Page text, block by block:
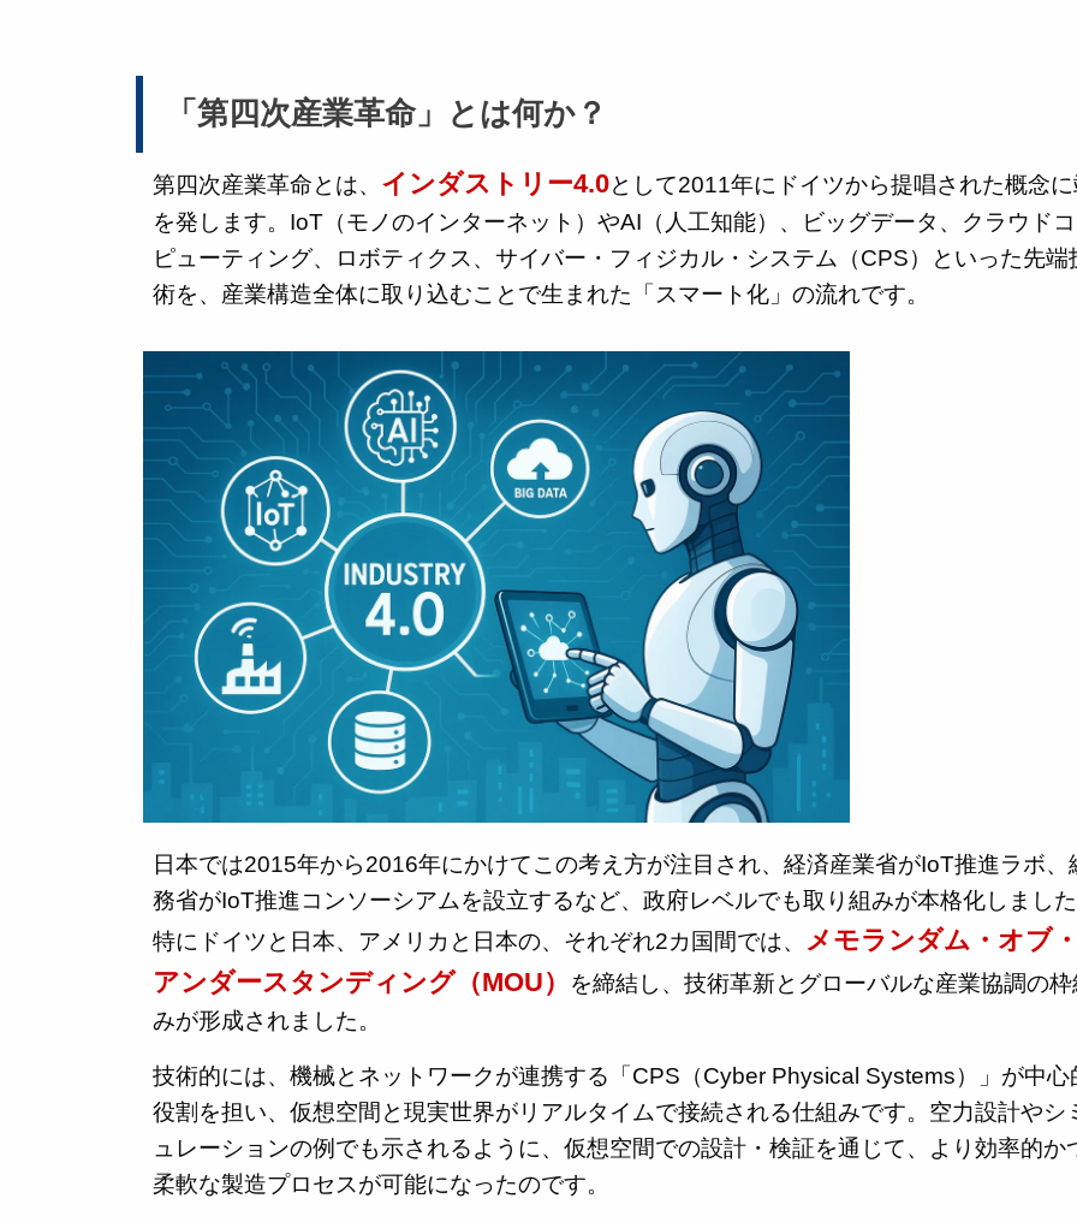
「第四次産業革命」とは何か？
第四次産業革命とは、 インダストリー4.0として2011年にドイツから提唱された概念
を発します。IoT（モノのインターネット）やAI（人工知能）、ビッグデータ、クラウド
ピューティング、ロボティクス、サイバー・フィジカル・システム（CPS）といった先端
術を、産業構造全体に取り込むことで生まれた「スマート化」の流れです。
日本では2015年から2016年にかけてこの考え方が注目され、経済産業省がIoT推進ラボ、
務省がIoT推進コンソーシアムを設立するなど、政府レベルでも取り組みが本格化しまし
特にドイツと日本、アメリカと日本の、それぞれ2カ国間では、
メモランダム・オブ
アンダースタンディング（MOU）
を締結し、技術革新とグローバルな産業協調の枠
みが形成されました。
技術的には、機械とネットワークが連携する「CPS（Cyber Physical Systems）」が中心
役割を担い、仮想空間と現実世界がリアルタイムで接続される仕組みです。空力設計やシ
ュレーションの例でも示されるように、仮想空間での設計・検証を通じて、より効率的か
柔軟な製造プロセスが可能になったのです。